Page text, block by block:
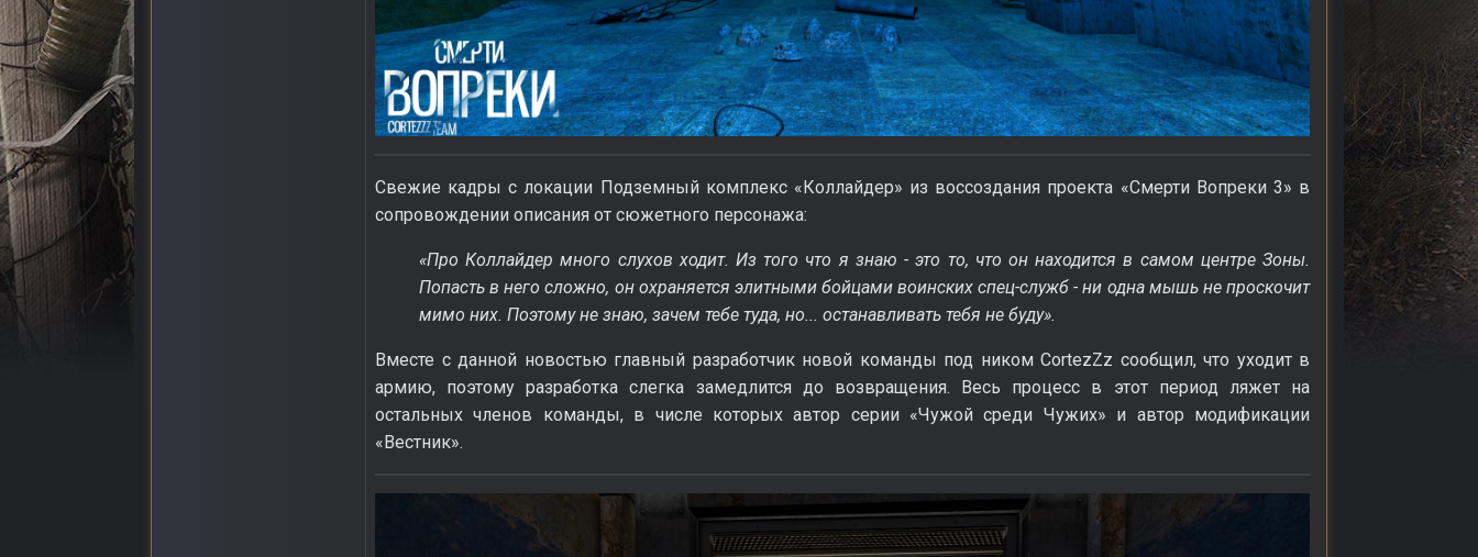
Свежие кадры с локации Подземный комплекс «Коллайдер» из воссоздания проекта «Смерти Вопреки 3» в
сопровождении описания от сюжетного персонажа:
«Про Коллайдер много слухов ходит. Из того что я знаю - это то, что он находится в самом центре Зоны.
Попасть в него сложно, он охраняется элитными бойцами воинских спец-служб - ни одна мышь не проскочит
мимо них. Поэтому не знаю, зачем тебе туда, но... останавливать тебя не буду».
Вместе с данной новостью главный разработчик новой команды под ником CortezZz сообщил, что уходит в
армию, поэтому разработка слегка замедлится до возвращения. Весь процесс в этот период ляжет на
остальных членов команды, в числе которых автор серии «Чужой среди Чужих» и автор модификации
«Вестник».